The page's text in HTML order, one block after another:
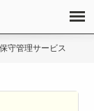
守管理サービス